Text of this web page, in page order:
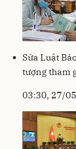
Sửa Luật
tượng tham
03:30, 27/